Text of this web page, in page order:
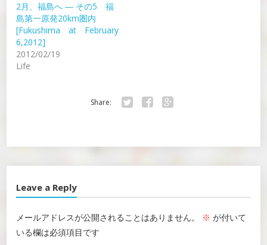
2月、福島へ ― その5 福
島第一原発20km圏内
[Fukushima at February
6,2012]
2012/02/19
Life
Share:
Leave a Reply
メールアドレスが公開されることはありません。 ※ が付いて
いる欄は必須項目です